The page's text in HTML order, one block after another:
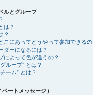
ルとグループ
は？
？
こにあってどうやって参加できるの
ダーになるには？
によって色が違うの？
ループ” とは？
ーム” とは？
ートメッセージ）